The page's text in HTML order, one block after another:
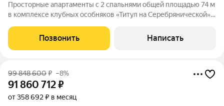
Просторные апартаменты с 2 спальнями общей площадью 74 м
в комплексе клубных особняков «Титул на Серебрянической».
этаже в корпусе 1.1. Высота потолков 3,2 метра. Планировка:
кухня-гостиная,
Позвонить Написать
99 848 600₽ –8%
91 860 712₽
от 358 692 ₽ в месяц